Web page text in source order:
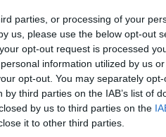
parties, or processing of your
us, please use the below opt-out
opt-out request is processed
information utilized by us
opt-out. You may separately
third parties on the IAB’s list of
by us to third parties on the
it to other third parties.
ενώ κατά την
8.257 αγροτοδασικές
την αντιπυρική
αγροτοδασικές